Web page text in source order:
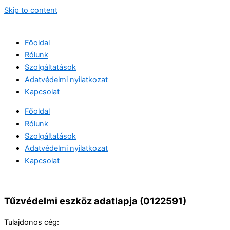
Skip to content
Főoldal
Rólunk
Szolgáltatások
Adatvédelmi nyilatkozat
Kapcsolat
Főoldal
Rólunk
Szolgáltatások
Adatvédelmi nyilatkozat
Kapcsolat
Tűzvédelmi eszköz adatlapja (0122591)
Tulajdonos cég: